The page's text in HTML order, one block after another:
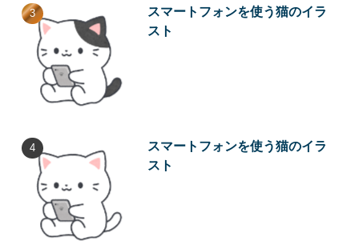
スマートフォンを使う猫のイラ
スト
スマートフォンを使う猫のイラ
スト